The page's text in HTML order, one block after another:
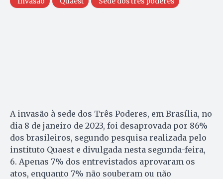
A invasão à sede dos Três Poderes, em Brasília, no
dia 8 de janeiro de 2023, foi desaprovada por 86%
dos brasileiros, segundo pesquisa realizada pelo
instituto Quaest e divulgada nesta segunda-feira,
6. Apenas 7% dos entrevistados aprovaram os
atos, enquanto 7% não souberam ou não